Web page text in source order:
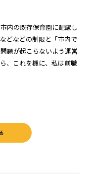
内の既存保育園に配慮し
どなどの制限と「市内で
題が起こらないよう運営
、これを機に、私は前職